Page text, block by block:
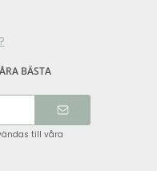
BÄSTA
till våra